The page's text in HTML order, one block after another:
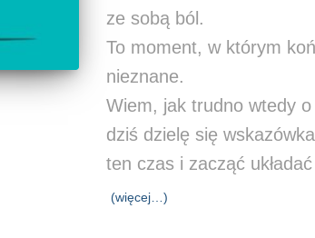
ze sobą ból.
To moment, w którym
nieznane.
Wiem, jak trudno wtedy
dziś dzielę się
ten czas i zacząć
(więcej…)